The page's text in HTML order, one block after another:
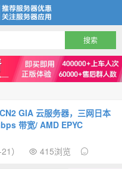
GIA 云服务器，三网日本
带宽/ AMD EPYC
）
415浏览